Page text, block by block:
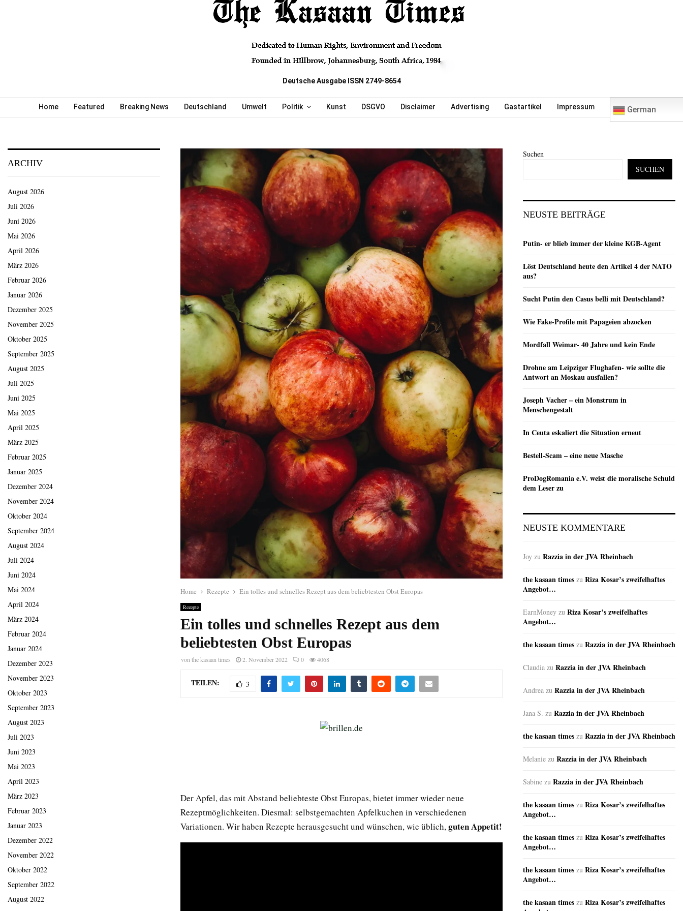
Deutsche Ausgabe ISSN 2749-8654
Home Featured Breaking News Deutschland Umwelt Politik Kunst DSGVO Disclaimer Advertising Gastartikel Impressum German
Home Rezepte Ein tolles und schnelles Rezept aus dem beliebtesten Obst Europas
Rezepte
Ein tolles und schnelles Rezept aus dem
beliebtesten Obst Europas
von the kasaan times 2. November 2022 0 4068
TEILEN: 3
Der Apfel, das mit Abstand beliebteste Obst Europas, bietet immer wieder neue
Rezeptmöglichkeiten. Diesmal: selbstgemachten Apfelkuchen in verschiedenen
Variationen. Wir haben Rezepte herausgesucht und wünschen, wie üblich,guten Appetit!
ARCHIV
August 2026
Juli 2026
Juni 2026
Mai 2026
April 2026
März 2026
Februar 2026
Januar 2026
Dezember 2025
November 2025
Oktober 2025
September 2025
August 2025
Juli 2025
Juni 2025
Mai 2025
April 2025
März 2025
Februar 2025
Januar 2025
Dezember 2024
November 2024
Oktober 2024
September 2024
August 2024
Juli 2024
Juni 2024
Mai 2024
April 2024
März 2024
Februar 2024
Januar 2024
Dezember 2023
November 2023
Oktober 2023
September 2023
August 2023
Juli 2023
Juni 2023
Mai 2023
April 2023
März 2023
Februar 2023
Januar 2023
Dezember 2022
November 2022
Oktober 2022
September 2022
August 2022
Suchen
SUCHEN
NEUSTE BEITRÄGE
Putin- er blieb immer der kleine KGB-Agent
Löst Deutschland heute den Artikel 4 der NATO
aus?
Sucht Putin den Casus belli mit Deutschland?
Wie Fake-Profile mit Papageien abzocken
Mordfall Weimar- 40 Jahre und kein Ende
Drohne am Leipziger Flughafen- wie sollte die
Antwort an Moskau ausfallen?
Joseph Vacher – ein Monstrum in
Menschengestalt
In Ceuta eskaliert die Situation erneut
Bestell-Scam – eine neue Masche
ProDogRomania e.V. weist die moralische Schuld
dem Leser zu
NEUSTE KOMMENTARE
Joy zu Razzia in der JVA Rheinbach
the kasaan times zu Riza Kosar’s zweifelhaftes
Angebot…
EarnMoney zu Riza Kosar’s zweifelhaftes
Angebot…
the kasaan times zu Razzia in der JVA Rheinbach
Claudia zu Razzia in der JVA Rheinbach
Andrea zu Razzia in der JVA Rheinbach
Jana S. zu Razzia in der JVA Rheinbach
the kasaan times zu Razzia in der JVA Rheinbach
Melanie zu Razzia in der JVA Rheinbach
Sabine zu Razzia in der JVA Rheinbach
the kasaan times zu Riza Kosar’s zweifelhaftes
Angebot…
the kasaan times zu Riza Kosar’s zweifelhaftes
Angebot…
the kasaan times zu Riza Kosar’s zweifelhaftes
Angebot…
the kasaan times zu Riza Kosar’s zweifelhaftes